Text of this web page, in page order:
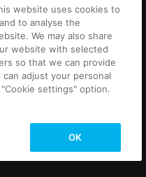
Cookie-Einstellungen
Eigentümer sein.
website uses cookies to
to analyse the
We may also share
website with selected
so that we can provide
adjust your personal
settings" option.
OK